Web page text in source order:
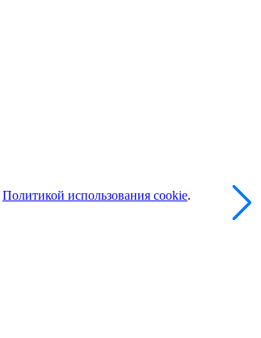
Политикой использования cookie.